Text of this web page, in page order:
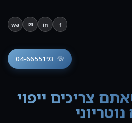
☏ 04-6655193
f
in
✉
wa
צריכים ייפוי